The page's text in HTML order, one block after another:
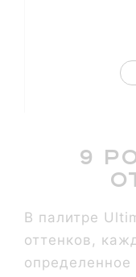
9
В палитре
оттенков,
определенное